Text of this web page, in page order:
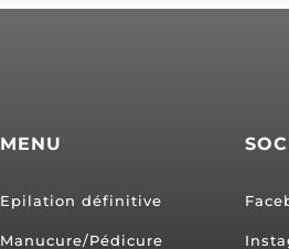
MENU
Epilation définitive
Manucure/Pédicure